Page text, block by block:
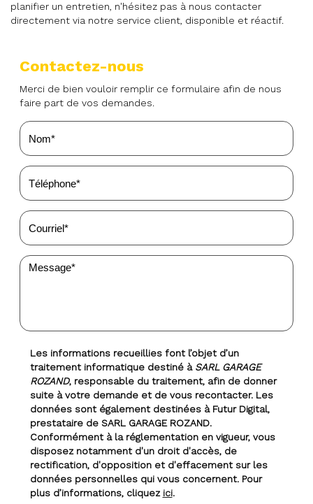
planifier un entretien, n'hésitez pas à nous contacter
directement via notre service client, disponible et réactif.
Contactez-nous
Merci de bien vouloir remplir ce formulaire afin de nous
faire part de vos demandes.
Les informations recueillies font l’objet d’un
traitement informatique destiné àSARL GARAGE
ROZAND, responsable du traitement, afin de donner
suite à votre demande et de vous recontacter. Les
données sont également destinées à Futur Digital,
prestataire de SARL GARAGE ROZAND.
Conformément à la réglementation en vigueur, vous
disposez notamment d'un droit d'accès, de
rectification, d'opposition et d'effacement sur les
données personnelles qui vous concernent. Pour
plus d’informations, cliquez ici.